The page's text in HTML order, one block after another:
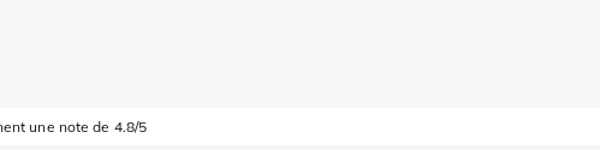
une note de 4.8/5